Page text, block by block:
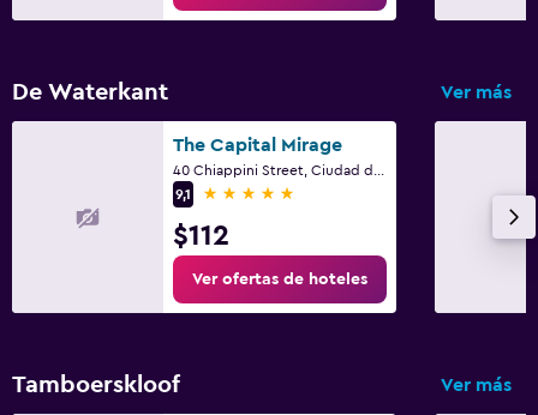
De Waterkant Ver más
The Capital Mirage
9,1
5 estrellas
$112
Ver ofertas de hoteles
Tamboerskloof Ver más